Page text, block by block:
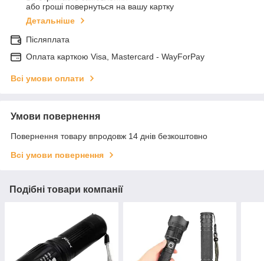
або гроші повернуться на вашу картку
Детальніше
Післяплата
Оплата карткою Visa, Mastercard - WayForPay
Всі умови оплати
Умови повернення
Повернення товару впродовж 14 днів безкоштовно
Всі умови повернення
Подібні товари компанії